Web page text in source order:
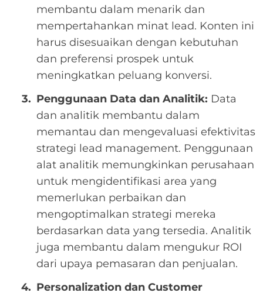
membantu dalam menarik dan
mempertahankan minat lead. Konten ini
harus disesuaikan dengan kebutuhan
dan preferensi prospek untuk
meningkatkan peluang konversi.
Penggunaan Data dan Analitik: Data
dan analitik membantu dalam
memantau dan mengevaluasi efektivitas
strategi lead management. Penggunaan
alat analitik memungkinkan perusahaan
untuk mengidentifikasi area yang
memerlukan perbaikan dan
mengoptimalkan strategi mereka
berdasarkan data yang tersedia. Analitik
juga membantu dalam mengukur ROI
dari upaya pemasaran dan penjualan.
Personalization dan Customer